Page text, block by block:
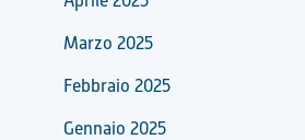
Marzo 2025
Febbraio 2025
Gennaio 2025